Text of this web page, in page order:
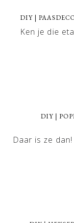
DIY |
Ken je die
DIY |
Daar is ze